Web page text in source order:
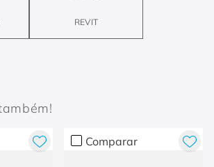
REVIT
Comparar